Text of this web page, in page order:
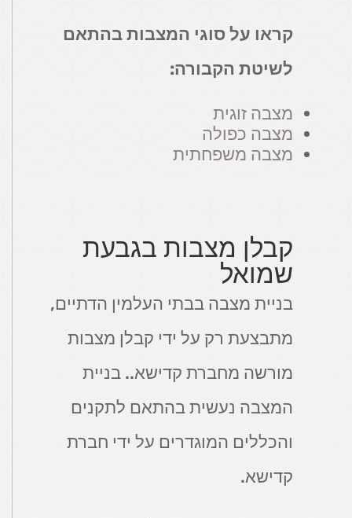
קראו על סוגי המצבות בהתאם
לשיטת הקבורה:
מצבה זוגית
מצבה כפולה
מצבה משפחתית
קבלן מצבות בגבעת
שמואל
בניית מצבה בבתי העלמין הדתיים,
מתבצעת רק על ידי קבלן מצבות
מורשה מחברת קדישא.. בניית
המצבה נעשית בהתאם לתקנים
והכללים המוגדרים על ידי חברת
קדישא.